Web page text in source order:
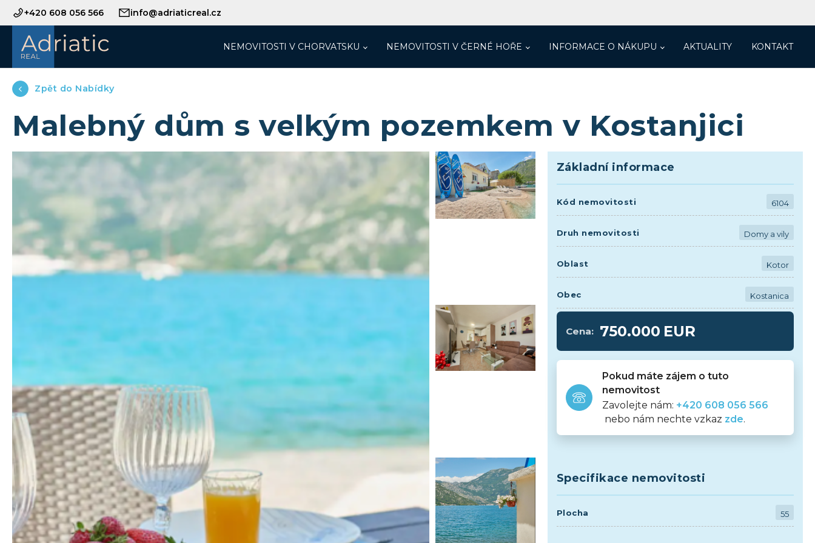
+420 608 056 566 info@adriaticreal.cz
NEMOVITOSTI V CHORVATSKU NEMOVITOSTI V ČERNÉ HOŘE INFORMACE O NÁKUPU AKTUALITY KONTAKT
Zpět do Nabídky
Malebný dům s velkým pozemkem v Kostanjici
Základní informace
Kód nemovitosti 6104
Druh nemovitosti Domy a vily
Oblast Kotor
Obec Kostanica
Cena: 750.000 EUR
Pokud máte zájem o tuto
nemovitost
Zavolejte nám: +420 608 056 566
nebo nám nechte vzkaz zde.
Specifikace nemovitosti
Plocha 55